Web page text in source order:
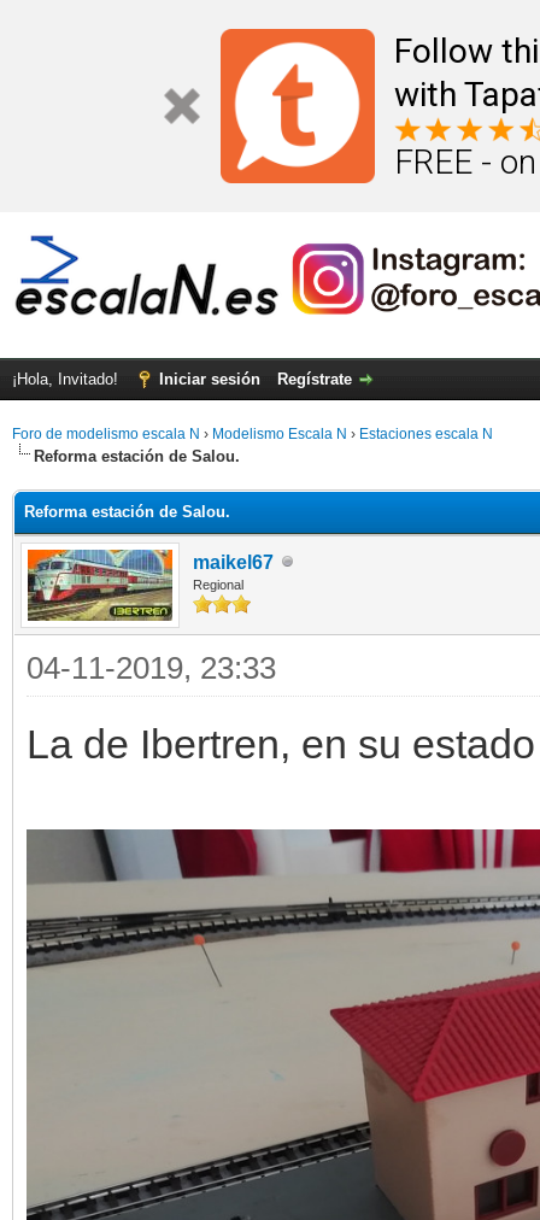
Follow
with
FREE -
¡Hola, Invitado! Iniciar sesión Regístrate
Foro de modelismo escala N › Modelismo Escala N › Estaciones escala N
Reforma estación de Salou.
Reforma estación de Salou.
maikel67
Regional
04-11-2019, 23:33
La de Ibertren, en su